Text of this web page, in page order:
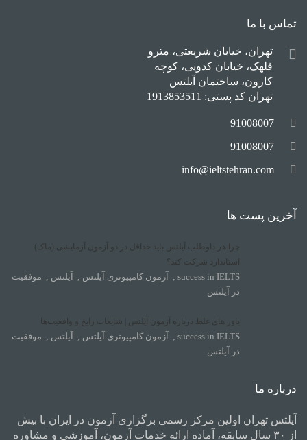
تماس با ما
تهران، خیابان شریعتی، مترو
قلهک، خیابان کدویی، کوچه
کارون، ساختمان آیلتس
تهران کد پستی: 1913853511
91008007
91008007
info@ieltstehran.com
آخرین پست ها
چرا هر داوطلب آیلتس باید حداقل در دو آزمون آزمایشی (ماک)
استاندارد شرکت کند؟
success in IELTS
, آزمون کامپیوتری آیلتس , آیلتس , موفقیت
در آیلتس
باور های غلط درباره آزمون آیلتس | شایعات رایج و واقعیت‌ها
success in IELTS
, آزمون کامپیوتری آیلتس , آیلتس , موفقیت
در آیلتس
درباره ما
آیلتس تهران اولین مرکز رسمی برگزاری آزمون در ایران با بیش
از ۳۰ سال سابقه، آماده ارائه خدمات آزمون، آموزشی و مشاوره